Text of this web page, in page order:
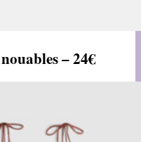
– 24€